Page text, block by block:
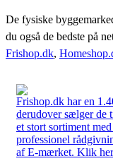
De fysiske
du også de bedste på
Frishop.dk,
Frishop.dk har en
derudover sælger de
et stort sortiment
professionel
af E-mærket. Klik